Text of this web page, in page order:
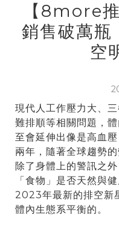
【8more
銷售破萬
空
現代人工作壓力大、
難排順等相關問題，
至會延伸出像是高血
兩年，隨著全球趨勢
除了身體上的警訊之
「食物」是否天然與
2023年最新的排空新
體內生態系平衡的。